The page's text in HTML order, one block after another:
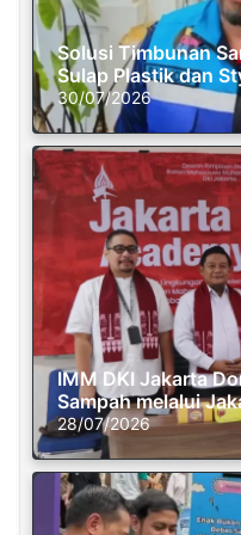
Solusi Timbunan
Sulap Plastik dan
30/07/2026
IMM DKI Jakarta
Sampah melalui
28/07/2026